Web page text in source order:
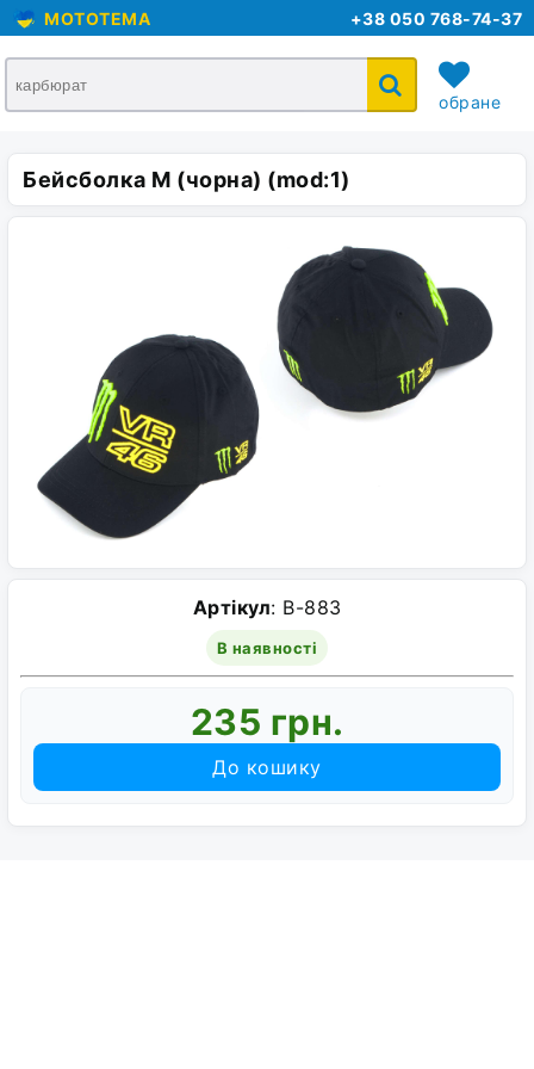
MOTOTEMA +38 050 768-74-37
обране
Бейсболка M (чорна) (mod:1)
Артікул: B-883
В наявності
235 грн.
До кошику